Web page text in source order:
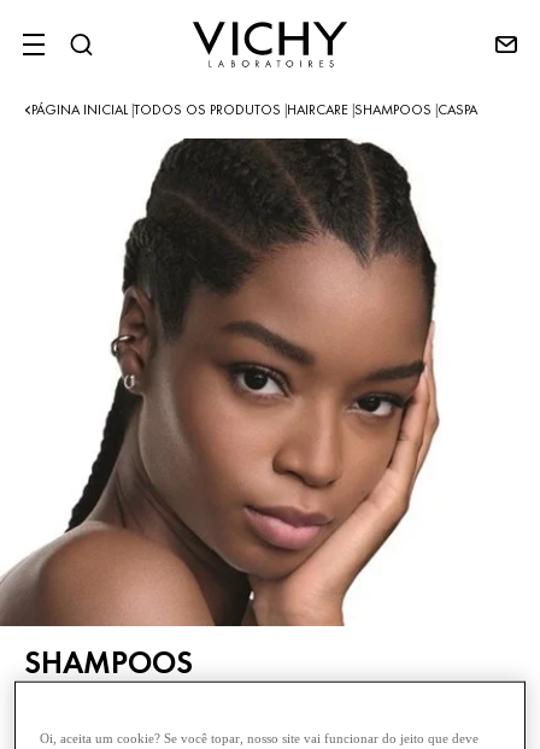
SITE MENU
PÁGINA INICIAL TODOS OS PRODUTOS HAIRCARE SHAMPOOS CASPA
SHAMPOOS
CASPA
Oi, aceita um cookie? Se você topar, nosso site vai funcionar do jeito que deve